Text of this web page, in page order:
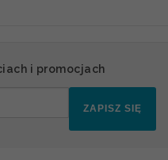
i promocjach
ZAPISZ SIĘ